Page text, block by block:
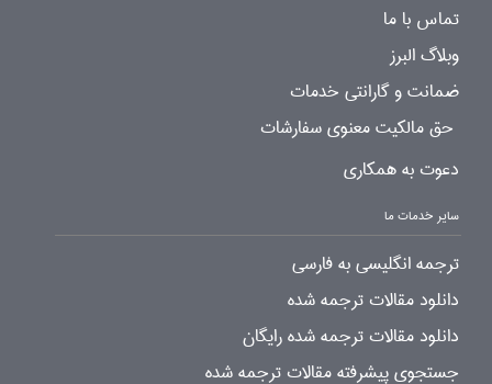
تماس با ما
وبلاگ البرز
ضمانت و گارانتی خدمات
حق مالکیت معنوی سفارشات
دعوت به همکاری
سایر خدمات ما
ترجمه انگلیسی به فارسی
دانلود مقالات ترجمه شده
دانلود مقالات ترجمه شده رایگان
جستجوی پیشرفته مقالات ترجمه شده